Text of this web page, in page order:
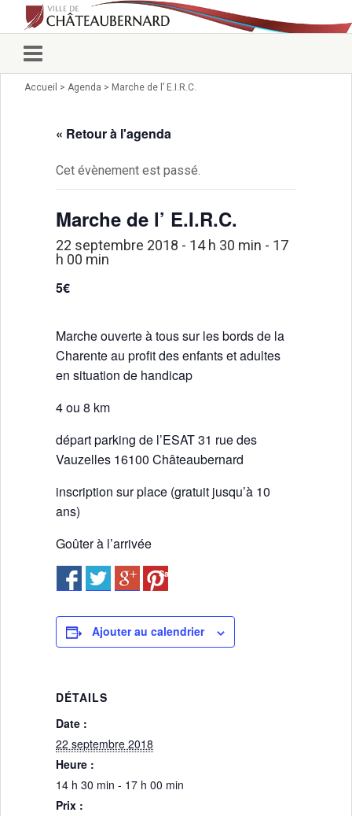
Vie municipale
Conseillers municipaux
Commissions 2026
Prendre rendez-vous
Organigramme
Pour venir nous voir
État civil/élections/formalités
Affaires Scolaires
Vie associative
Police Municipale/règlementation
Services en ligne
Inscriptions sur les listes électorales
Cadastre
Plan Local d’Urbanisme intercommunal
Actes d’état civil
Budget de Fonctionnement
Conseils municipaux
Déliberations 2026
Délibérations 2025
Délibérations 2022
Délibérations 2020
Délibérations 2019
Délibérations 2018
Délibérations 2017
Délibérations 2016
Accueil > Agenda > Marche de l’ E.I.R.C.
« Retour à l'agenda
Cet évènement est passé.
Marche de l’ E.I.R.C.
22 septembre 2018 - 14 h 30 min - 17
h 00 min
5€
Marche ouverte à tous sur les bords de la
Charente au profit des enfants et adultes
en situation de handicap
4 ou 8 km
départ parking de l’ESAT 31 rue des
Vauzelles 16100 Châteaubernard
inscription sur place (gratuit jusqu’à 10
ans)
Goûter à l’arrivée
Save
Ajouter au calendrier
DÉTAILS
Date :
22 septembre 2018
Heure :
14 h 30 min - 17 h 00 min
Prix :